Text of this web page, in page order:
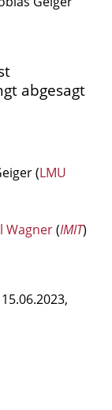
abgesagt
(LMU
Wagner(IMIT)
15.06.2023,